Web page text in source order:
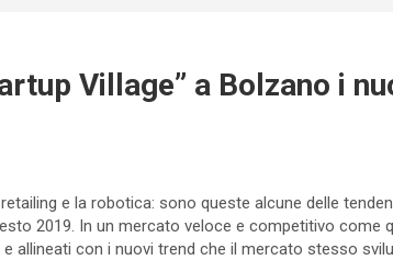
Village” a Bolzano i
e la robotica: sono queste alcune delle
2019. In un mercato veloce e competitivo come
allineati con i nuovi trend che il mercato stesso